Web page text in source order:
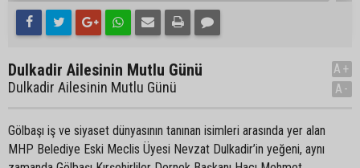
Dulkadir Ailesinin Mutlu Günü
Dulkadir Ailesinin Mutlu Günü
A+
A-
Gölbaşı iş ve siyaset dünyasının tanınan isimleri arasında yer alan
MHP Belediye Eski Meclis Üyesi Nevzat Dulkadir’in yeğeni, aynı